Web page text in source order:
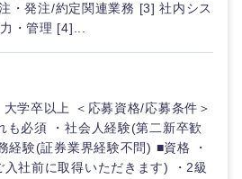
・発注/約定関連業務 [3] 社内シス
・管理 [4]...
学卒以上 ＜応募資格/応募条件＞
も必須 ・社会人経験(第二新卒歓
経験(証券業界経験不問) ■資格 ・
社前に取得いただきます) ・2級